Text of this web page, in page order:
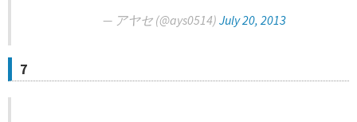
— アヤセ (@ays0514) July 20, 2013
7